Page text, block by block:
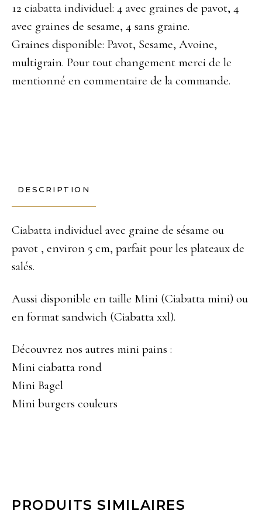
12 ciabatta individuel: 4 avec graines de pavot, 4
avec graines de sesame, 4 sans graine.
Graines disponible: Pavot, Sesame, Avoine,
multigrain. Pour tout changement merci de le
mentionné en commentaire de la commande.
DESCRIPTION
Ciabatta individuel avec graine de sésame ou
pavot , environ 5 cm, parfait pour les plateaux de
salés.
Aussi disponible en taille Mini (Ciabatta mini) ou
en format sandwich (Ciabatta xxl).
Découvrez nos autres mini pains :
Mini ciabatta rond
Mini Bagel
Mini burgers couleurs
PRODUITS SIMILAIRES